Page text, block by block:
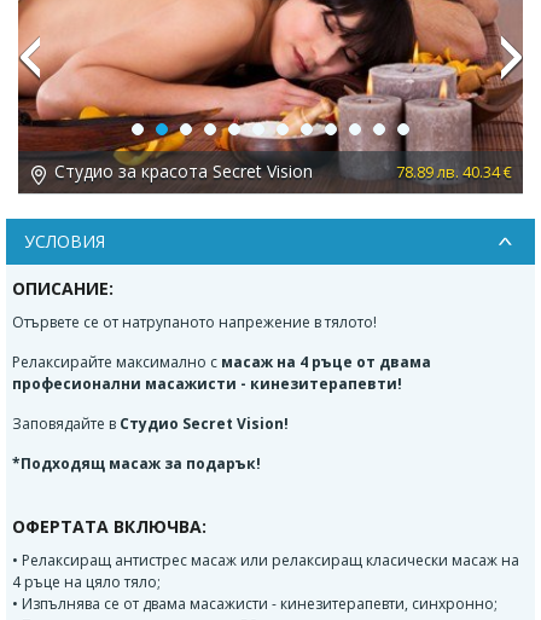
Студио за красота Secret Vision 78.89 лв. 40.34 €
Previous Next
УСЛОВИЯ
ОПИСАНИЕ:
Отървете се от натрупаното напрежение в тялото!
Релаксирайте максимално с масаж на 4 ръце от двама
професионални масажисти - кинезитерапевти!
Заповядайте в Студио Secret Vision!
*Подходящ масаж за подарък!
ОФЕРТАТА ВКЛЮЧВА:
• Релаксиращ антистрес масаж или релаксиращ класически масаж на
4 ръце на цяло тяло;
• Изпълнява се от двама масажисти - кинезитерапевти, синхронно;